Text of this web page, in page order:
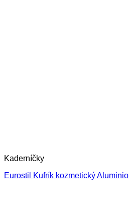
Kaderníčky
Eurostil Kufrík kozmetický Aluminio